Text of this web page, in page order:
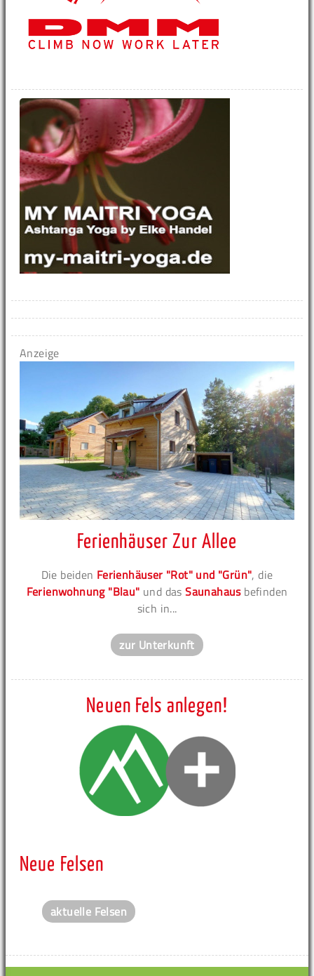
Anzeige
Ferienhäuser Zur Allee
Die beiden Ferienhäuser "Rot" und "Grün", die
Ferienwohnung "Blau" und dasSaunahausbefinden
sich in...
zur Unterkunft
Neuen Fels anlegen!
Neue Felsen
aktuelle Felsen